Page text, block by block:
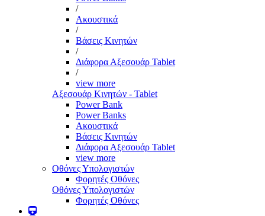
/
Ακουστικά
/
Βάσεις Κινητών
/
Διάφορα Αξεσουάρ Tablet
/
view more
Αξεσουάρ Κινητών - Tablet
Power Bank
Power Banks
Ακουστικά
Βάσεις Κινητών
Διάφορα Αξεσουάρ Tablet
view more
Οθόνες Υπολογιστών
Φορητές Οθόνες
Οθόνες Υπολογιστών
Φορητές Οθόνες